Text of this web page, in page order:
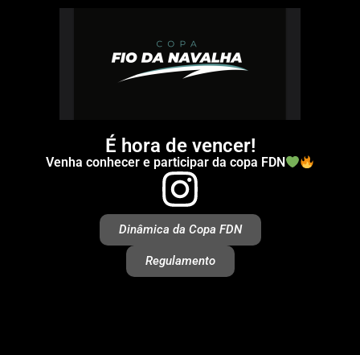
É hora de vencer!
Venha conhecer e participar da copa FDN
Dinâmica da Copa FDN
Regulamento